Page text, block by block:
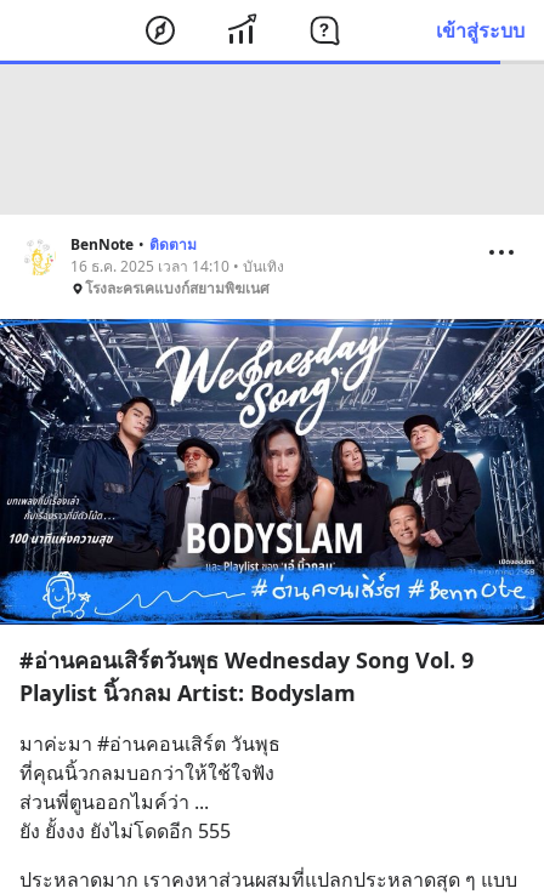
เข้าสู่ระบบ
BenNote • ติดตาม
16 ธ.ค. 2025 เวลา 14:10 • บันเทิง
โรงละครเคแบงก์สยามพิฆเนศ
#อ่านคอนเสิร์ตวันพุธ Wednesday Song Vol. 9
Playlist นิ้วกลม Artist: Bodyslam
มาค่ะมา #อ่านคอนเสิร์ต วันพุธ
ที่คุณนิ้วกลมบอกว่าให้ใช้ใจฟัง
ส่วนพี่ตูนออกไมค์ว่า ...
ยัง ยั้งงง ยังไม่โดดอีก 555
ประหลาดมาก เราคงหาส่วนผสมที่แปลกประหลาดสุด ๆ แบบ